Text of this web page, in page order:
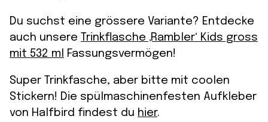
Du suchst eine grössere Variante? Entdecke
auch unsere Trinkflasche ‚Rambler‘ Kids gross
mit 532 ml
Fassungsvermögen!
Super Trinkfasche, aber bitte mit coolen
Stickern! Die spülmaschinenfesten Aufkleber
von Halfbird findest du hier.